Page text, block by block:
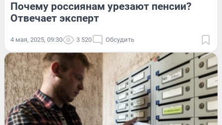
Почему россиянам урезают пенсии?
Отвечает эксперт
4 мая, 2025, 09:30 3 520 Обсудить